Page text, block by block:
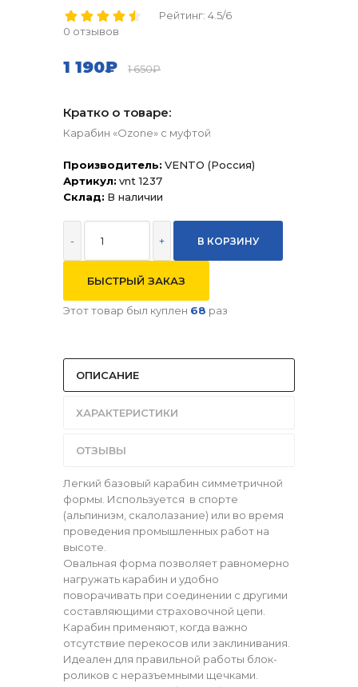
Рейтинг: 4.5/6
0 отзывов
1 190₽ 1 650₽
Кратко о товаре:
Карабин «Ozone» с муфтой
Производитель: VENTO (Россия)
Артикул: vnt 1237
Склад: В наличии
- +
БЫСТРЫЙ ЗАКАЗ
Этот товар был куплен 68 раз
ОПИСАНИЕ
ХАРАКТЕРИСТИКИ
ОТЗЫВЫ
Легкий базовый карабин симметричной
формы. Используется в спорте
(альпинизм, скалолазание) или во время
проведения промышленных работ на
высоте.
Овальная форма позволяет равномерно
нагружать карабин и удобно
поворачивать при соединении с другими
составляющими страховочной цепи.
Карабин применяют, когда важно
отсутствие перекосов или заклинивания.
Идеален для правильной работы блок-
роликов с неразъемными щечками.